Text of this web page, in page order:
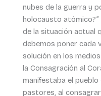
nubes de la guerra y
holocausto atómico?”
de la situación actual
debemos poner cada
solución en los
la Consagración al
manifestaba el
pastores, al